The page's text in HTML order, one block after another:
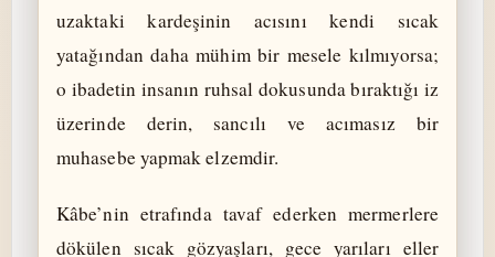
uzaktaki kardeşinin acısını kendi sıcak
yatağından daha mühim bir mesele kılmıyorsa;
o ibadetin insanın ruhsal dokusunda bıraktığı iz
üzerinde derin, sancılı ve acımasız bir
muhasebe yapmak elzemdir.
Kâbe’nin etrafında tavaf ederken mermerlere
dökülen sıcak gözyaşları, gece yarıları eller